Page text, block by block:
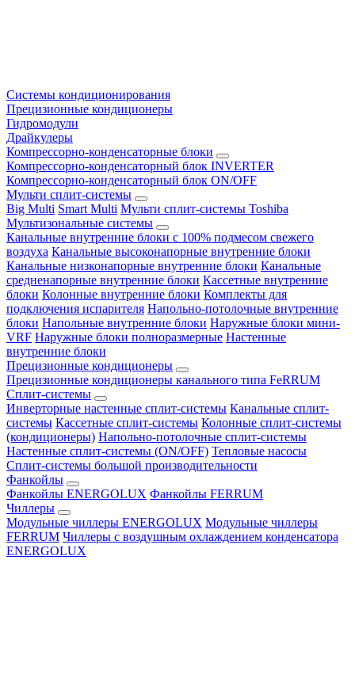
Системы кондиционирования
Прецизионные кондиционеры
Гидромодули
Драйкулеры
Компрессорно-конденсаторные блоки
Компрессорно-конденсаторный блок INVERTER
Компрессорно-конденсаторный блок ON/OFF
Мульти сплит-системы
Big Multi Smart Multi Мульти сплит-системы Toshiba
Мультизональные системы
Канальные внутренние блоки с 100% подмесом свежего
воздуха Канальные высоконапорные внутренние блоки
Канальные низконапорные внутренние блоки Канальные
средненапорные внутренние блоки Кассетные внутренние
блоки Колонные внутренние блоки Комплекты для
подключения испарителя Напольно-потолочные внутренние
блоки Напольные внутренние блоки Наружные блоки мини-
VRF Наружные блоки полноразмерные Настенные
внутренние блоки
Прецизионные кондиционеры
Прецизионные кондиционеры канального типа FeRRUM
Сплит-системы
Инверторные настенные сплит-системы Канальные сплит-
системы Кассетные сплит-системы Колонные сплит-системы
(кондиционеры) Напольно-потолочные сплит-системы
Настенные сплит-системы (ON/OFF) Тепловые насосы
Сплит-системы большой производительности
Фанкойлы
Фанкойлы ENERGOLUX Фанкойлы FERRUM
Чиллеры
Модульные чиллеры ENERGOLUX Модульные чиллеры
FERRUM Чиллеры с воздушным охлаждением конденсатора
ENERGOLUX